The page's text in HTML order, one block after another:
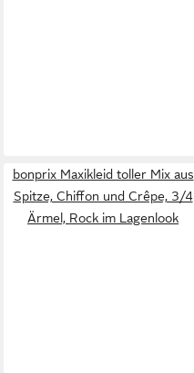
bonprix Maxikleid toller Mix aus
Spitze, Chiffon und Crêpe, 3/4
Ärmel, Rock im Lagenlook